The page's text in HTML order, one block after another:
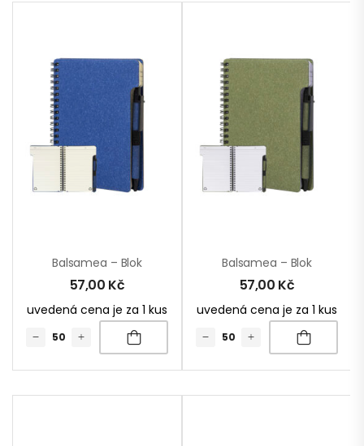
Balsamea – Blok
57,00 Kč
uvedená cena je za 1 kus
Balsamea – Blok
57,00 Kč
uvedená cena je za 1 kus